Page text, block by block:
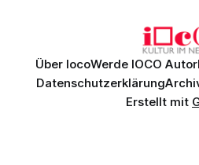
Über IocoWerde IOCO Autor
Datenschutzerklärung
Erstellt mit